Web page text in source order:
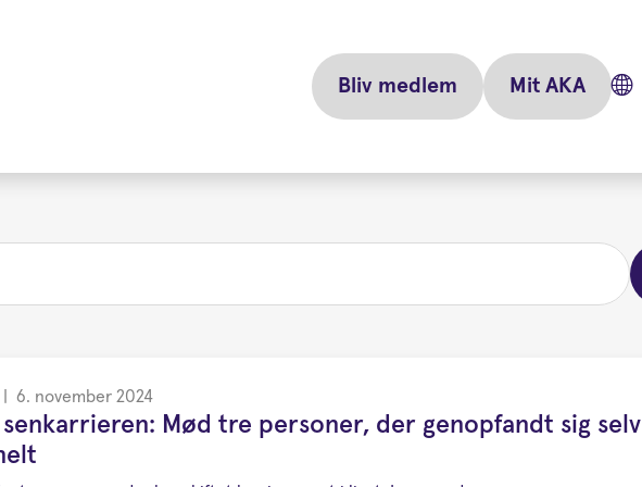
Bliv medlem Mit AKA
6. november 2024
senkarrieren: Mød tre personer, der genopfandt sig selv